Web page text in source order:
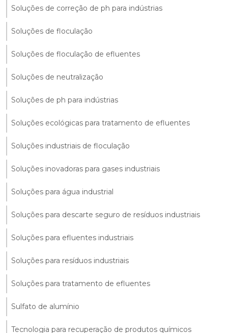
Soluções de correção de ph para indústrias
Soluções de floculação
Soluções de floculação de efluentes
Soluções de neutralização
Soluções de ph para indústrias
Soluções ecológicas para tratamento de efluentes
Soluções industriais de floculação
Soluções inovadoras para gases industriais
Soluções para água industrial
Soluções para descarte seguro de resíduos industriais
Soluções para efluentes industriais
Soluções para resíduos industriais
Soluções para tratamento de efluentes
Sulfato de alumínio
Tecnologia para recuperação de produtos químicos